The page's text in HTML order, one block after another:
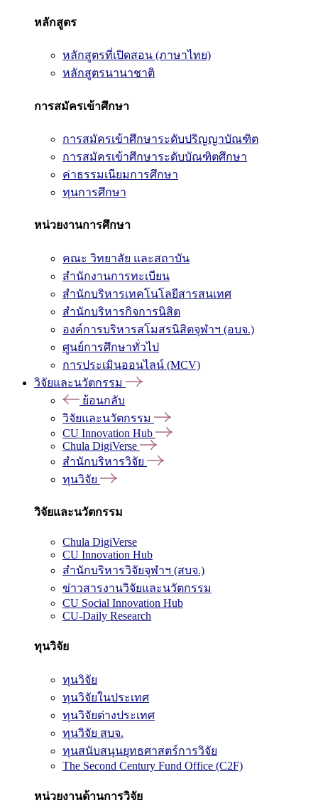
หลักสูตร
หลักสูตรที่เปิดสอน (ภาษาไทย)
หลักสูตรนานาชาติ
การสมัครเข้าศึกษา
การสมัครเข้าศึกษาระดับปริญญาบัณฑิต
การสมัครเข้าศึกษาระดับบัณฑิตศึกษา
ค่าธรรมเนียมการศึกษา
ทุนการศึกษา
หน่วยงานการศึกษา
คณะ วิทยาลัย และสถาบัน
สำนักงานการทะเบียน
สำนักบริหารเทคโนโลยีสารสนเทศ
สำนักบริหารกิจการนิสิต
องค์การบริหารสโมสรนิสิตจุฬาฯ (อบจ.)
ศูนย์การศึกษาทั่วไป
การประเมินออนไลน์ (MCV)
วิจัยและนวัตกรรม
ย้อนกลับ
วิจัยและนวัตกรรม
CU Innovation Hub
Chula DigiVerse
สำนักบริหารวิจัย
ทุนวิจัย
วิจัยและนวัตกรรม
Chula DigiVerse
CU Innovation Hub
สำนักบริหารวิจัยจุฬาฯ (สบจ.)
ข่าวสารงานวิจัยและนวัตกรรม
CU Social Innovation Hub
CU-Daily Research
ทุนวิจัย
ทุนวิจัย
ทุนวิจัยในประเทศ
ทุนวิจัยต่างประเทศ
ทุนวิจัย สบจ.
ทุนสนับสนุนยุทธศาสตร์การวิจัย
The Second Century Fund Office (C2F)
หน่วยงานด้านการวิจัย